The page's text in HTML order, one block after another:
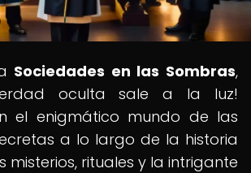
Sociedades en las Sombras,
oculta sale a la luz!
el enigmático mundo de las
a lo largo de la historia
misterios, rituales y la intrigante